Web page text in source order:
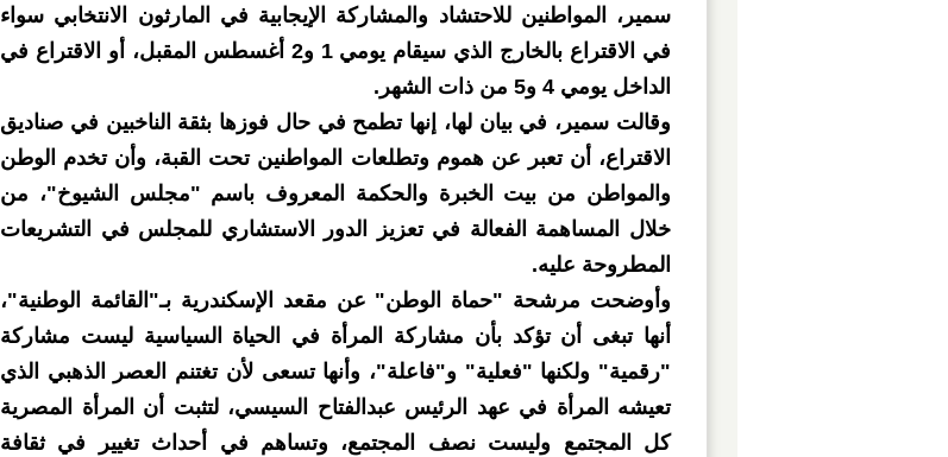
سمير، المواطنين للاحتشاد والمشاركة الإيجابية في المارثون الانتخابي سواء
في الاقتراع بالخارج الذي سيقام يومي 1 و2 أغسطس المقبل، أو الاقتراع في
الداخل يومي 4 و5 من ذات الشهر.
وقالت سمير، في بيان لها، إنها تطمح في حال فوزها بثقة الناخبين في صناديق
الاقتراع، أن تعبر عن هموم وتطلعات المواطنين تحت القبة، وأن تخدم الوطن
والمواطن من بيت الخبرة والحكمة المعروف باسم "مجلس الشيوخ"، من
خلال المساهمة الفعالة في تعزيز الدور الاستشاري للمجلس في التشريعات
المطروحة عليه.
وأوضحت مرشحة "حماة الوطن" عن مقعد الإسكندرية بـ"القائمة الوطنية"،
أنها تبغى أن تؤكد بأن مشاركة المرأة في الحياة السياسية ليست مشاركة
"رقمية" ولكنها "فعلية" و"فاعلة"، وأنها تسعى لأن تغتنم العصر الذهبي الذي
تعيشه المرأة في عهد الرئيس عبدالفتاح السيسي، لتثبت أن المرأة المصرية
كل المجتمع وليست نصف المجتمع، وتساهم في أحداث تغيير في ثقافة